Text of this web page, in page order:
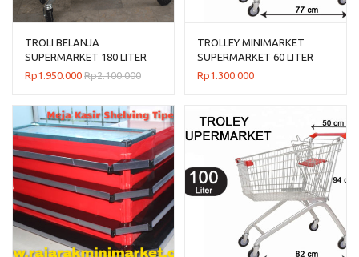
TROLI BELANJA
SUPERMARKET 180 LITER
TIPE TS-180L RAJARAK
Rp1.950.000 Rp2.100.000
TROLLEY MINIMARKET
SUPERMARKET 60 LITER
TIPE TS-60L RAJARAK
Rp1.300.000